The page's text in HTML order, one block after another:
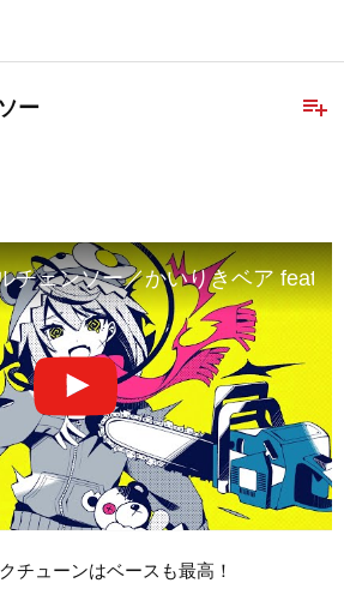
playlist_add
ー
チェンソー／かいりきベア feat.
チューンはベースも最高！